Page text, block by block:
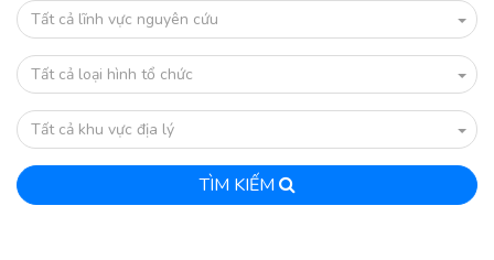
Tất cả lĩnh vực nguyên cứu
Tất cả loại hình tổ chức
Tất cả khu vực địa lý
TÌM KIẾM